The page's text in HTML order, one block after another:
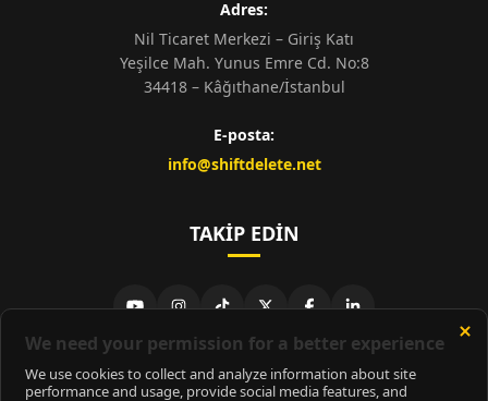
Adres:
Nil Ticaret Merkezi – Giriş Katı
Yeşilce Mah. Yunus Emre Cd. No:8
34418 – Kâğıthane/İstanbul
E-posta:
info@shiftdelete.net
TAKIP EDIN